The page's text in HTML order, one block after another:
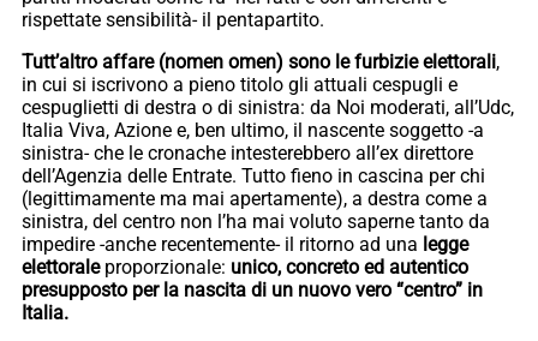
rispettate sensibilità- il pentapartito.
Tutt’altro affare (nomen omen) sono le furbizie elettorali,
in cui si iscrivono a pieno titolo gli attuali cespugli e
cespuglietti di destra o di sinistra: da Noi moderati, all’Udc,
Italia Viva, Azione e, ben ultimo, il nascente soggetto -a
sinistra- che le cronache intesterebbero all’ex direttore
dell’Agenzia delle Entrate. Tutto fieno in cascina per chi
(legittimamente ma mai apertamente), a destra come a
sinistra, del centro non l’ha mai voluto saperne tanto da
impedire -anche recentemente- il ritorno ad una legge
elettoraleproporzionale: unico, concreto ed autentico
presupposto per la nascita di un nuovo vero “centro” in
Italia.